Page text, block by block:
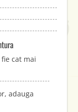
cat mai
adauga